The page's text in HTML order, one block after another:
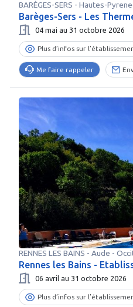
BARÈGES-SERS - Hautes-
Barèges-Sers - Les
04 mai au 31 octobre 2026
Plus d’infos sur
Me faire rappeler
RENNES LES BAINS - Aude -
Rennes les Bains -
06 avril au 31 octobre 2026
Plus d’infos sur